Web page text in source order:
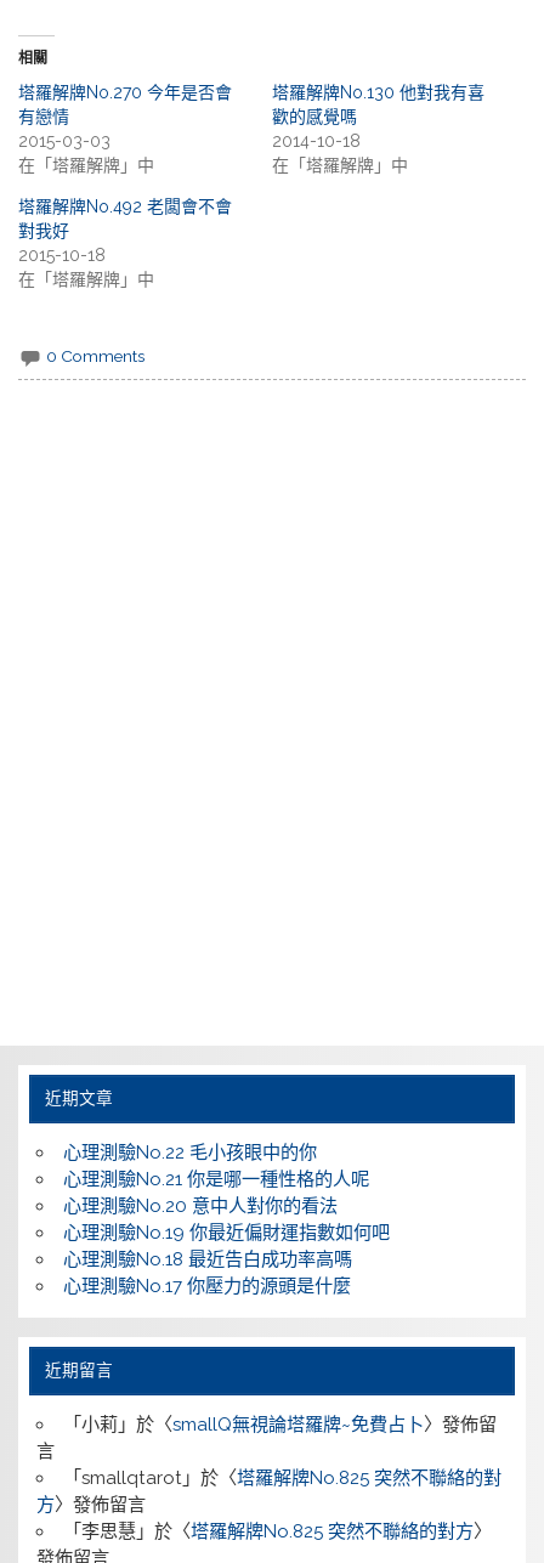
相關
塔羅解牌No.270 今年是否會
有戀情
2015-03-03
在「塔羅解牌」中
塔羅解牌No.130 他對我有喜
歡的感覺嗎
2014-10-18
在「塔羅解牌」中
塔羅解牌No.492 老闆會不會
對我好
2015-10-18
在「塔羅解牌」中
0 Comments
近期文章
心理測驗No.22 毛小孩眼中的你
心理測驗No.21 你是哪一種性格的人呢
心理測驗No.20 意中人對你的看法
心理測驗No.19 你最近偏財運指數如何吧
心理測驗No.18 最近告白成功率高嗎
心理測驗No.17 你壓力的源頭是什麼
近期留言
「 小莉」於〈smallQ無視論塔羅牌~免費占卜〉發佈留
言
「 smallqtarot」於〈塔羅解牌No.825 突然不聯絡的對
方〉發佈留言
「 李思慧」於〈塔羅解牌No.825 突然不聯絡的對方〉
發佈留言